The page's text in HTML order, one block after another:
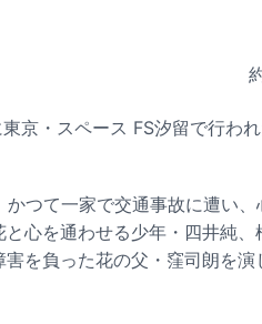
京・スペース FS汐留で行わ
つて一家で交通事故に遭い
心を通わせる少年・四井純
を負った花の父・窪司朗を